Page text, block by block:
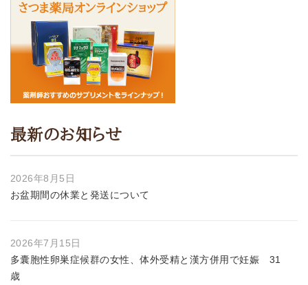
最新のお知らせ
2026年8月5日
お盆期間の休業と発送について
2026年7月15日
多囊胞性卵巣症候群の女性、体外受精と漢方併用で妊娠 31
歳